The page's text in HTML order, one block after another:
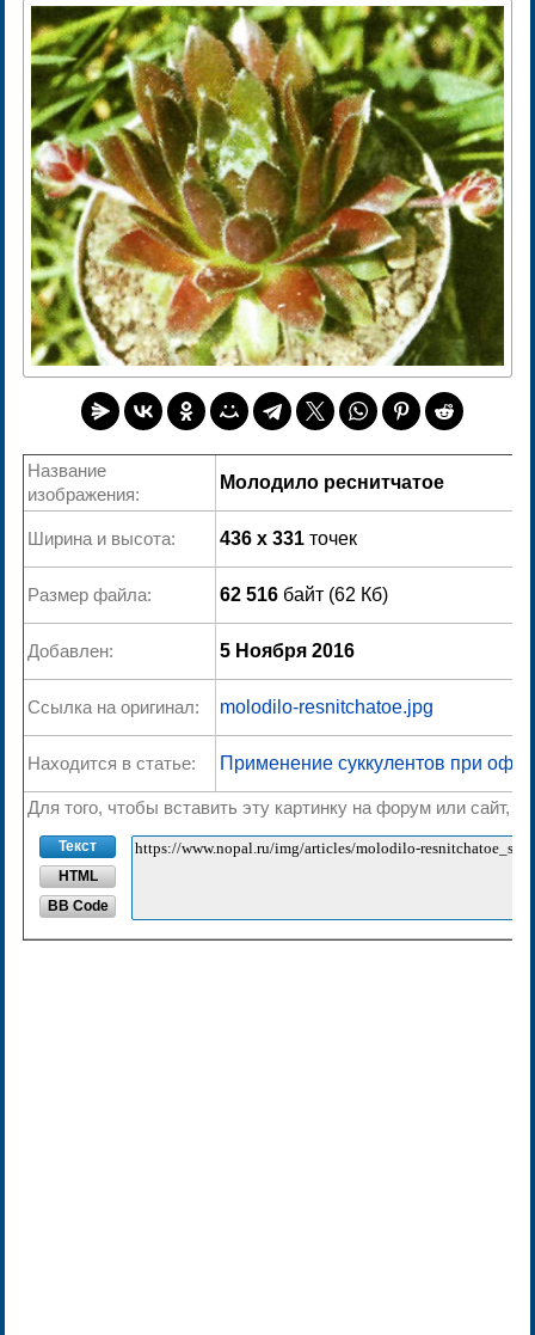
Название
изображения:
Молодило реснитчатое
Ширина и высота: 436 x 331 точек
Размер файла: 62 516 байт (62 Кб)
Добавлен: 5 Ноября 2016
Ссылка на оригинал: molodilo-resnitchatoe.jpg
Находится в статье: Применение суккулентов при
Для того, чтобы вставить эту картинку на форум или сайт,
Текст
HTML
BB Code